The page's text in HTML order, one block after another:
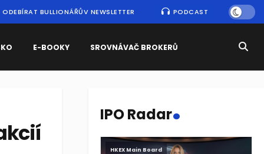
ODEBÍRAT BULLIONÁŘŮV NEWSLETTER PODCAST
E-BOOKY SROVNÁVAČ BROKERŮ
IPO Radar.
HKEX Main Board